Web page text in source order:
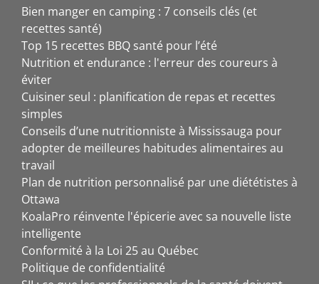
Bien manger en camping : 7 conseils clés (et
recettes santé)
Top 15 recettes BBQ santé pour l’été
Nutrition et endurance : l'erreur des coureurs à
éviter
Cuisiner seul : planification de repas et recettes
simples
Conseils d’une nutritionniste à Mississauga pour
adopter de meilleures habitudes alimentaires au
travail
Plan de nutrition personnalisé par une diététistes à
Ottawa
KoalaPro réinvente l'épicerie avec sa nouvelle liste
intelligente
Conformité à la Loi 25 au Québec
Politique de confidentialité